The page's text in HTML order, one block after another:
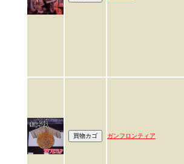
ガンフロンティア